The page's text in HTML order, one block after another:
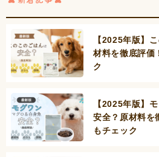
【2025年版】
材料を徹底評価
ク
【2025年版】
安全？原材料を
もチェック